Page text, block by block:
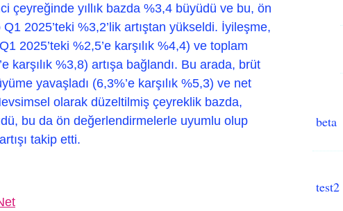
çeyreğinde yıllık bazda %3,4 büyüdü ve bu, ön
2025’teki %3,2’lik artıştan yükseldi. İyileşme,
2025’teki %2,5’e karşılık %4,4) ve toplam
karşılık %3,8) artışa bağlandı. Bu arada, brüt
yavaşladı (6,3%’e karşılık %5,3) ve net
olarak düzeltilmiş çeyreklik bazda,
bu da ön değerlendirmelerle uyumlu olup
takip etti.
beta
test2